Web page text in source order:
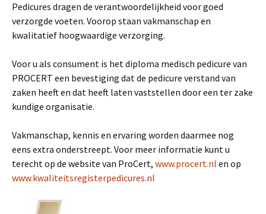
Pedicures dragen de verantwoordelijkheid voor goed
verzorgde voeten. Voorop staan vakmanschap en
kwalitatief hoogwaardige verzorging.
Voor u als consument is het diploma medisch pedicure van
PROCERT een bevestiging dat de pedicure verstand van
zaken heeft en dat heeft laten vaststellen door een ter zake
kundige organisatie.
Vakmanschap, kennis en ervaring worden daarmee nog
eens extra onderstreept. Voor meer informatie kunt u
terecht op de website van ProCert, www.procert.nl en op
www.kwaliteitsregisterpedicures.nl